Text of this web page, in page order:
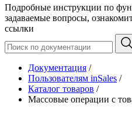
Подробные инструкции по
задаваемые вопросы,
ссылки
Документация /
Пользователям inSales /
Каталог товаров /
Массовые операции с